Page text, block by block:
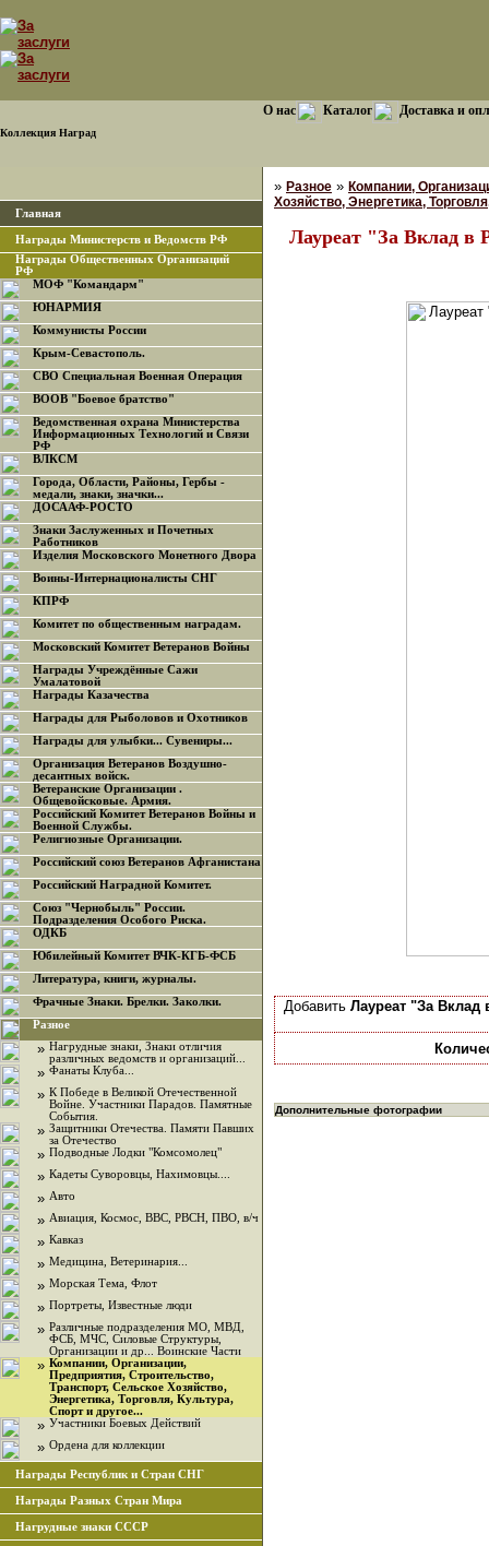
Коллекция Наград
О нас Каталог Доставка и
Главная
Награды Министерств и Ведомств РФ
Награды Общественных Организаций
РФ
МОФ "Командарм"
ЮНАРМИЯ
Коммунисты России
Крым-Севастополь.
СВО Специальная Военная Операция
ВООВ "Боевое братство"
Ведомственная охрана Министерства
Информационных Технологий и Связи
РФ
ВЛКСМ
Города, Области, Районы, Гербы -
медали, знаки, значки...
ДОСААФ-РОСТО
Знаки Заслуженных и Почетных
Работников
Изделия Московского Монетного Двора
Воины-Интернационалисты СНГ
КПРФ
Комитет по общественным наградам.
Московский Комитет Ветеранов Войны
Награды Учреждённые Сажи
Умалатовой
Награды Казачества
Награды для Рыболовов и Охотников
Награды для улыбки... Сувениры...
Организация Ветеранов Воздушно-
десантных войск.
Ветеранские Организации .
Общевойсковые. Армия.
Российский Комитет Ветеранов Войны и
Военной Службы.
Религиозные Организации.
Российский союз Ветеранов Афганистана
Российский Наградной Комитет.
Союз "Чернобыль" России.
Подразделения Особого Риска.
ОДКБ
Юбилейный Комитет ВЧК-КГБ-ФСБ
Литература, книги, журналы.
Фрачные Знаки. Брелки. Заколки.
Разное
» Нагрудные знаки, Знаки отличия
различных ведомств и организаций...
» Фанаты Клуба...
» К Победе в Великой Отечественной
Войне. Участники Парадов. Памятные
События.
» Защитники Отечества. Памяти Павших
за Отечество
» Подводные Лодки "Комсомолец"
» Кадеты Суворовцы, Нахимовцы....
» Авто
» Авиация, Космос, ВВС, РВСН, ПВО, в/ч
» Кавказ
» Медицина, Ветеринария...
» Морская Тема, Флот
» Портреты, Известные люди
» Различные подразделения МО, МВД,
ФСБ, МЧС, Силовые Структуры,
Организации и др... Воинские Части
» Компании, Организации,
Предприятия, Строительство,
Транспорт, Сельское Хозяйство,
Энергетика, Торговля, Культура,
Спорт и другое...
» Участники Боевых Действий
» Ордена для коллекции
Награды Республик и Стран СНГ
Награды Разных Стран Мира
Нагрудные знаки СССР
» Разное » Компании,
Хозяйство, Энергетика,
Лауреат "За Вклад в
Добавить Лауреат "За Вклад
Дополнительные фотографии